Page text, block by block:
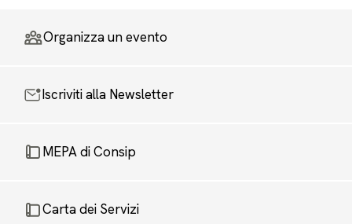
Organizza un evento
Iscriviti alla Newsletter
MEPA di Consip
Carta dei Servizi